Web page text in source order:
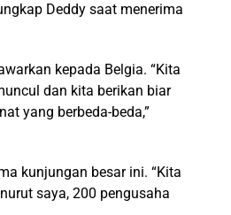
Deddy saat menerima
kepada Belgia. “Kita
dan kita berikan biar
yang berbeda-beda,”
kunjungan besar ini. “Kita
saya, 200 pengusaha